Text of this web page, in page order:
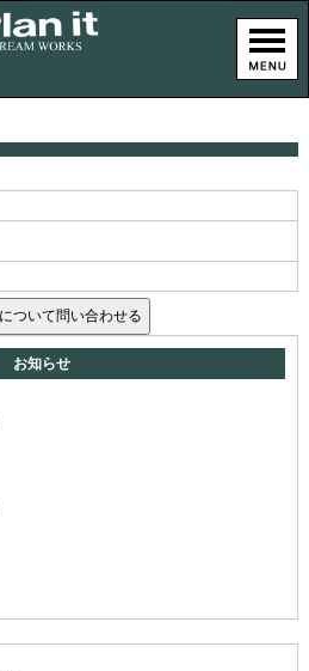
お知らせ